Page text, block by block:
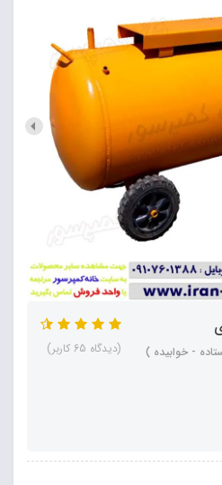
(دیدگاه 65 کاربر)